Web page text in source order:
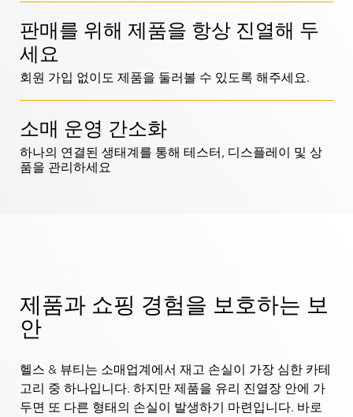
건강 & 미용
스포츠 용품
매달린 상품 보안
스마트 도어락
센서 태그 및 분리 장치
태블릿 스탠드
기업 파트너십
문의하기
기술 사양
카탈로그
판매를 위해 제품을 항상 진열해 두
세요
회원 가입 없이도 제품을 둘러볼 수 있도록 해주세요.
소매 운영 간소화
하나의 연결된 생태계를 통해 테스터, 디스플레이 및 상
품을 관리하세요
제품과 쇼핑 경험을 보호하는 보
안
헬스 & 뷰티는 소매업계에서 재고 손실이 가장 심한 카테
고리 중 하나입니다. 하지만 제품을 유리 진열장 안에 가
두면 또 다른 형태의 손실이 발생하기 마련입니다. 바로